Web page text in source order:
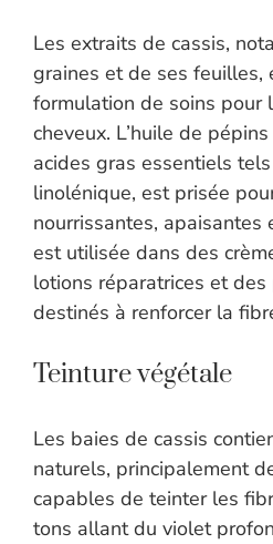
Les extraits de cassis,
graines et de ses feuilles,
formulation de soins pour
cheveux. L’huile de
acides gras essentiels
linolénique, est prisée
nourrissantes, apaisantes
est utilisée dans des
lotions réparatrices et
destinés à renforcer la
Teinture végétale
Les baies de cassis
naturels, principalement
capables de teinter les
tons allant du violet